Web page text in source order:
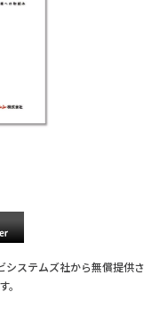
システムズ社から無償提供さ